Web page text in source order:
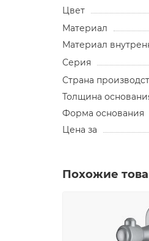
Цвет
Материал
Материал
Серия
Страна
Толщина
Форма основания
Цена за
Похожие